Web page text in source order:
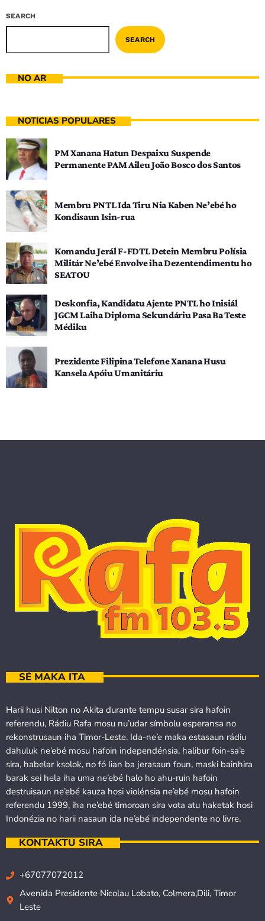
SEARCH
SEARCH
NO AR
NOTÍCIAS POPULARES
PM Xanana Hatun Despaixu Suspende
Permanente PAM Aileu João Bosco dos Santos
Membru PNTL Ida Tiru Nia Kaben Ne’ebé ho
Kondisaun Isin-rua
Komandu Jerál F-FDTL Detein Membru Polísia
Militár Ne’ebé Envolve iha Dezentendimentu ho
SEATOU
Deskonfia, Kandidatu Ajente PNTL ho Inisiál
JGCM Laiha Diploma Sekundáriu Pasa Ba Teste
Médiku
Prezidente Filipina Telefone Xanana Husu
Kansela Apóiu Umanitáriu
SÉ MAKA ITA
Harii husi Nilton no Akita durante tempu susar sira hafoin
referendu, Rádiu Rafa mosu nu’udar símbolu esperansa no
rekonstrusaun iha Timor-Leste. Ida-ne’e maka estasaun rádiu
dahuluk ne’ebé mosu hafoin independénsia, halibur foin-sa’e
sira, habelar ksolok, no fó lian ba jerasaun foun, maski bainhira
barak sei hela iha uma ne’ebé halo ho ahu-ruin hafoin
destruisaun ne’ebé kauza hosi violénsia ne’ebé mosu hafoin
referendu 1999, iha ne’ebé timoroan sira vota atu haketak hosi
Indonézia no harii nasaun ida ne’ebé independente no livre.
KONTAKTU SIRA
+67077072012
Avenida Presidente Nicolau Lobato, Colmera,Dili, Timor
Leste